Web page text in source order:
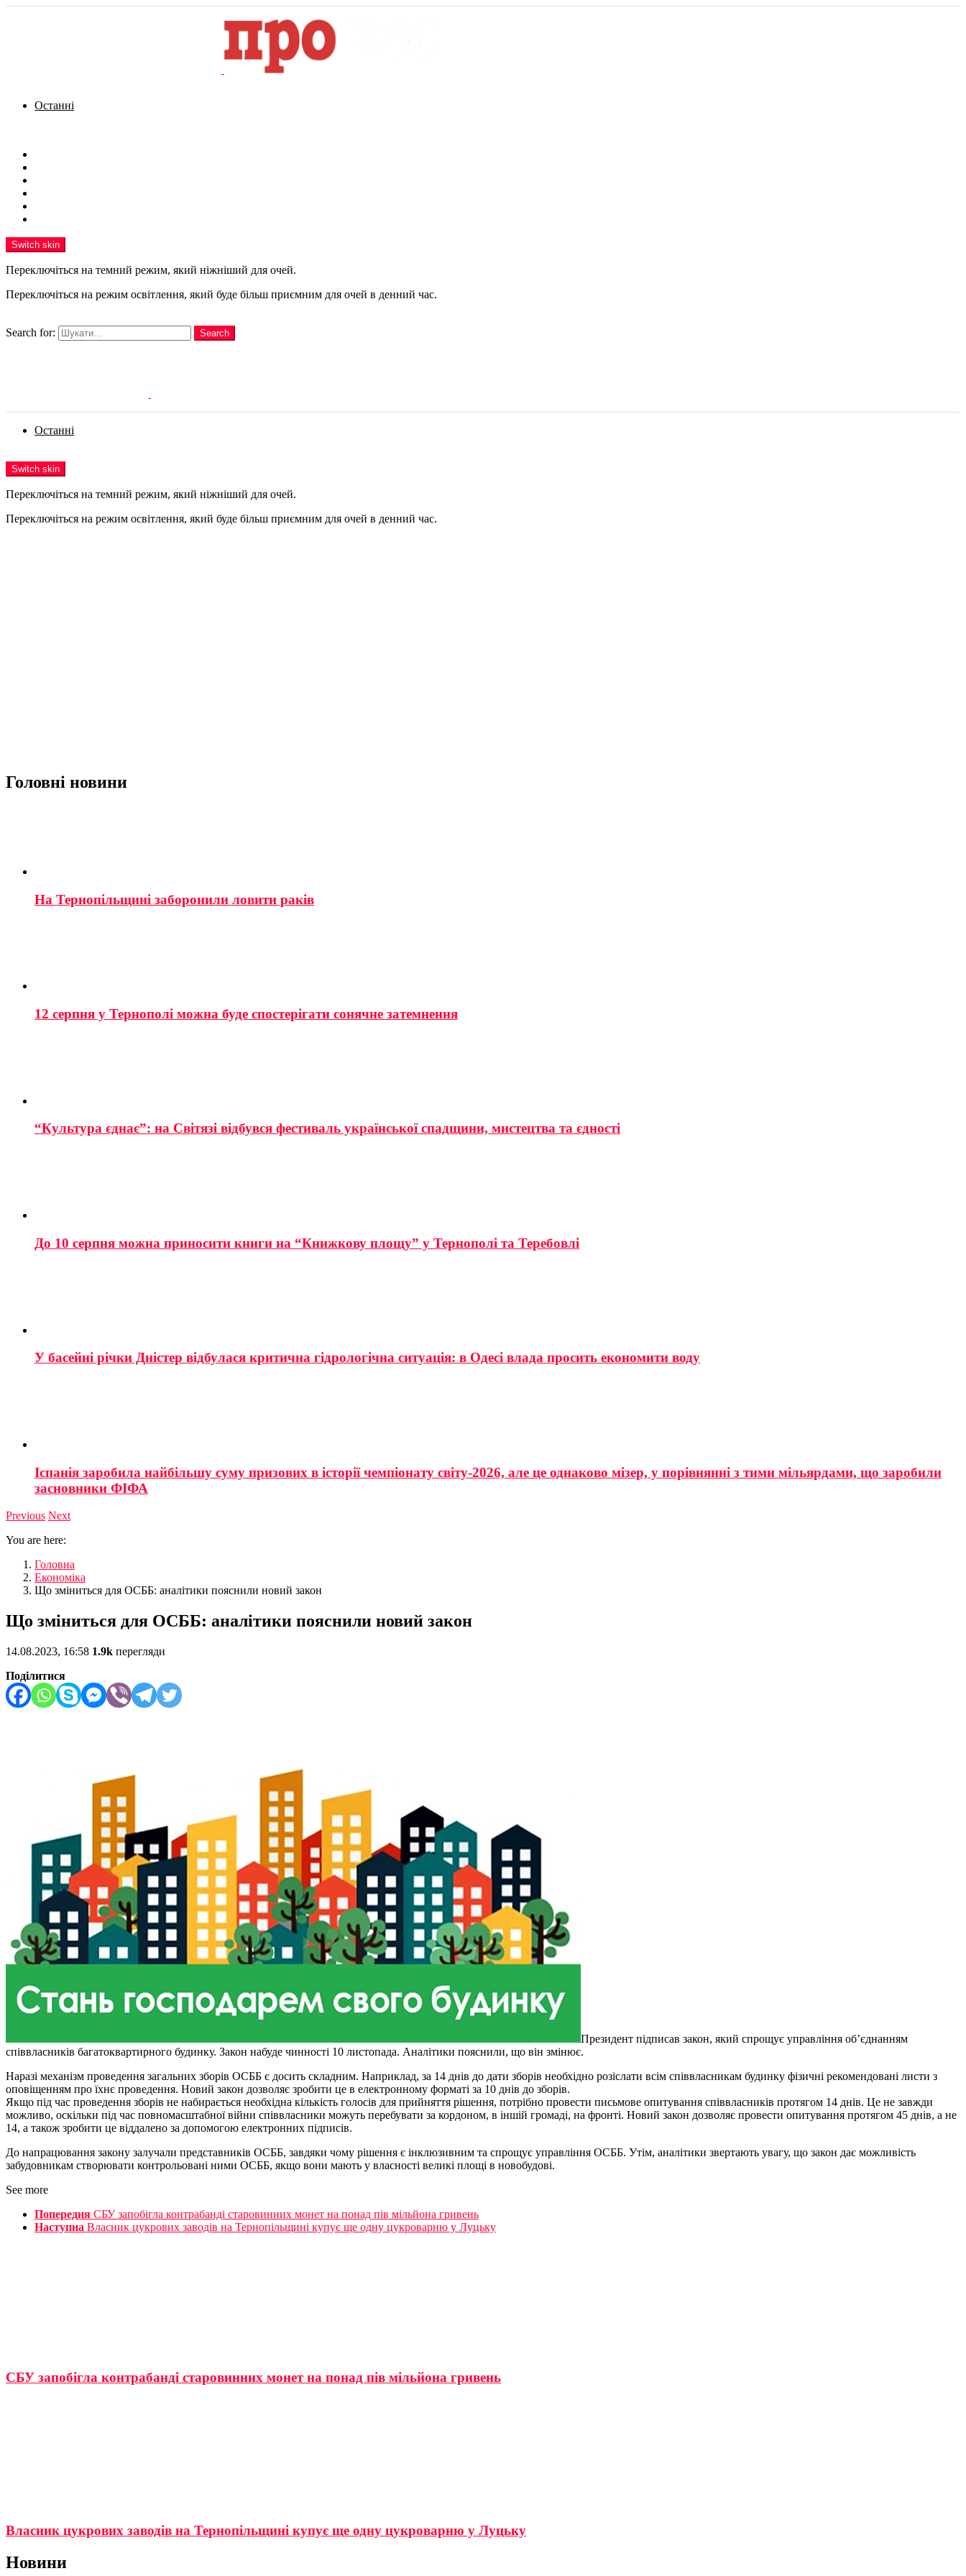
Останні
Switch skin
Переключіться на темний режим, який ніжніший для очей.
Переключіться на режим освітлення, який буде більш приємним для очей в денний час.
Search for:
Search
Останні
Switch skin
Переключіться на темний режим, який ніжніший для очей.
Переключіться на режим освітлення, який буде більш приємним для очей в денний час.
Головні новини
На Тернопільщині заборонили ловити раків
12 серпня у Тернополі можна буде спостерігати сонячне затемнення
“Культура єднає”: на Світязі відбувся фестиваль української спадщини, мистецтва та єдності
До 10 серпня можна приносити книги на “Книжкову площу” у Тернополі та Теребовлі
У басейні річки Дністер відбулася критична гідрологічна ситуація: в Одесі влада просить економити воду
Іспанія заробила найбільшу суму призових в історії чемпіонату світу-2026, але це однаково мізер, у порівнянні з тими мільярдами, що заробили
засновники ФІФА
Previous Next
You are here:
Головна
Економіка
Що зміниться для ОСББ: аналітики пояснили новий закон
Що зміниться для ОСББ: аналітики пояснили новий закон
14.08.2023, 16:58 1.9k перегляди
Поділитися
Президент підписав закон, який спрощує управління обʼєднанням
співвласників багатоквартирного будинку. Закон набуде чинності 10 листопада. Аналітики пояснили, що він змінює.
Наразі механізм проведення загальних зборів ОСББ є досить складним. Наприклад, за 14 днів до дати зборів необхідно розіслати всім співвласникам будинку фізичні рекомендовані листи з
оповіщенням про їхнє проведення. Новий закон дозволяє зробити це в електронному форматі за 10 днів до зборів.
Якщо під час проведення зборів не набирається необхідна кількість голосів для прийняття рішення, потрібно провести письмове опитування співвласників протягом 14 днів. Це не завжди
можливо, оскільки під час повномасштабної війни співвласники можуть перебувати за кордоном, в іншій громаді, на фронті. Новий закон дозволяє провести опитування протягом 45 днів, а не
14, а також зробити це віддалено за допомогою електронних підписів.
До напрацювання закону залучали представників ОСББ, завдяки чому рішення є інклюзивним та спрощує управління ОСББ. Утім, аналітики звертають увагу, що закон дає можливість
забудовникам створювати контрольовані ними ОСББ, якщо вони мають у власності великі площі в новобудові.
See more
Попередня СБУ запобігла контрабанді старовинних монет на понад пів мільйона гривень
Наступна Власник цукрових заводів на Тернопільщині купує ще одну цукроварню у Луцьку
СБУ запобігла контрабанді старовинних монет на понад пів мільйона гривень
Власник цукрових заводів на Тернопільщині купує ще одну цукроварню у Луцьку
Новини